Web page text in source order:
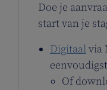
Doe je
start van je
Digitaalvia
Of